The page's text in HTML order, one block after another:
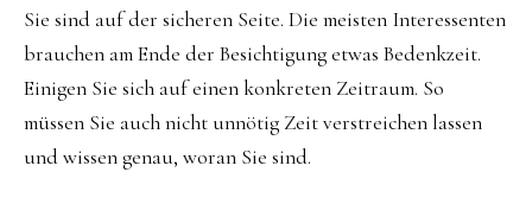
Sie sind auf der sicheren Seite. Die meisten Interessenten
brauchen am Ende der Besichtigung etwas Bedenkzeit.
Einigen Sie sich auf einen konkreten Zeitraum. So
müssen Sie auch nicht unnötig Zeit verstreichen lassen
und wissen genau, woran Sie sind.